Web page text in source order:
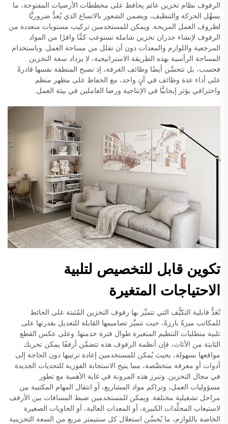
الرفوف نظام تخزين عائم يحافظ على مخططات الأرضيات المفتوحة، ما
يسهِّل الحركة والتنظيف، ويضمن الشعور بالاتساع الذي يُعدُّ ضروريًّا
لظروف العمل المريحة. ويمكن للمستخدمين تركيب مستويات متعددة من
الرفوف لإنشاء جدران تخزين شاملة تستوعب كمًّا وافرًا من المواد
المرجعية واللوازم والمعدات دون أن تقلل من مساحة العمل. وباستخدام
المساحة الرأسية بهذه الطريقة الاستراتيجية، لا يزداد سعة التخزين
فحسب، بل تتحسَّن أيضًا وظائف الغرفة، إذ تصبح المنطقة نفسها قادرةً
على أداء عدة وظائف في آنٍ واحد، مع الحفاظ على مظهر منظم
واحترافي يؤثر إيجابيًّا في الإنتاجية ورضا العاملين في بيئة العمل.
تكوين قابل للتخصيص لتلبية
الاحتياجات المتغيرة
تُعَدُّ قابلية التكيُّف التي تتميَّز بها رفوف التخزين المُثبتة على الحائط
للمكاتب ميزةً بارزةً، حيث تتميَّز تصاميمها القابلة للتعديل بقدرتها على
تلبية متطلبات التنظيم المتغيرة طوال فترة خدمتها. وعلى عكس القطع
الثابتة من الأثاث، فإن أنظمة الرفوف هذه تتضمَّن أرففًا يمكن تحريك
مواقعها بسهولة، بحيث يُمكن للمستخدمين إعادة ترتيبها دون الحاجة إلى
أدوات أو معرفة متخصِّصة، مما يتيح الاستجابة الفورية للتحديات الجديدة
في مجال التخزين. وتبرز هذه المرونة في غاية الأهمية مع تطور
مسؤوليات العمل، وتراكم مواد المشاريع، أو انتقال المهام المكتبية بين
مراحل تشغيلية مختلفة. ويمكن للمستخدمين ضبط المسافات بين الأرفف
لاستيعاب المجلَّدات الكبيرة، أو المعدات العالية، أو الحاويات الصغيرة
الخاصة باللوازم، ما يُحسِّن استغلال كل سنتيمتر مربع من السعة التخزينية